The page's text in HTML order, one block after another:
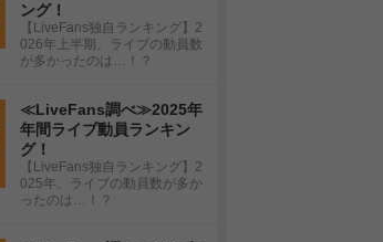
ング！
【LiveFans独自ランキング】2
026年上半期、ライブの動員数
が多かったのは…！？
≪LiveFans調べ≫2025年
年間ライブ動員ランキン
グ！
【LiveFans独自ランキング】2
025年、ライブの動員数が多か
ったのは…！？